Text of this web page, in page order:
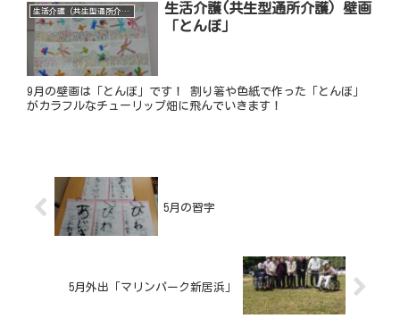
生活介護（共生型通所介護）
生活介護(共生型通所介護) 壁画
「とんぼ」
9月の壁画は「とんぼ」です！ 割り箸や色紙で作った「とんぼ」
がカラフルなチューリップ畑に飛んでいきます！
5月の習字
5月外出「マリンパーク新居浜」